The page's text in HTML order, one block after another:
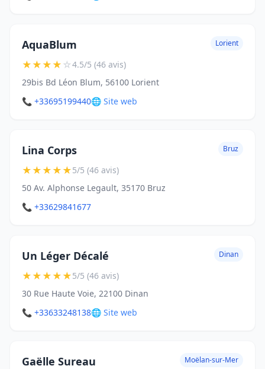
AquaBlum Lorient
★★★★☆4.5/5 (46 avis)
29bis Bd Léon Blum, 56100 Lorient
📞 +33695199440🌐 Site web
Lina Corps Bruz
★★★★★5/5 (46 avis)
50 Av. Alphonse Legault, 35170 Bruz
📞 +33629841677
Un Léger Décalé Dinan
★★★★★5/5 (46 avis)
30 Rue Haute Voie, 22100 Dinan
📞 +33633248138🌐 Site web
Gaëlle Sureau Moëlan-sur-Mer